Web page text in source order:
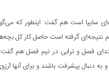
سایپا است هم گفت: اینطور که
نتیجه‌ای گرفته است حاصل کار کل
فصل و ترابی در نیم فصل هم
دنبال پیشرفت باشند و برای آنها